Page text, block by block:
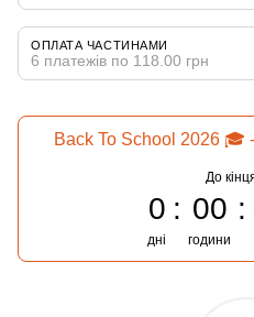
ОПЛАТА ЧАСТИНАМИ
6 платежів по 118.00 грн
Back To School 2026 🎓
До
0
дні
00
години